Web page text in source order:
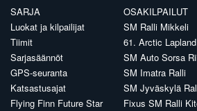
SARJA
Luokat ja kilpailijat
Tiimit
Sarjasäännöt
GPS-seuranta
Katsastusajat
Flying Finn Future Star
OSAKILPAILUT
SM Ralli Mikkeli
61. Arctic
SM Auto Sorsa
SM Imatra Ralli
SM Jyväskylä
Fixus SM Ralli